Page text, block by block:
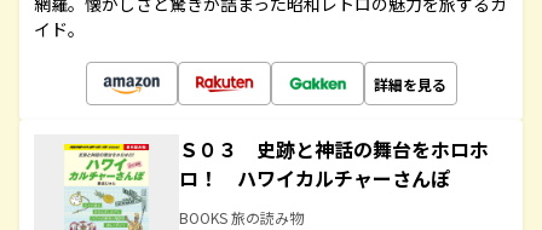
イド。
詳細を見る
Ｓ０３ 史跡と神話の舞台をホロホ
ロ！ ハワイカルチャーさんぽ
BOOKS 旅の読み物